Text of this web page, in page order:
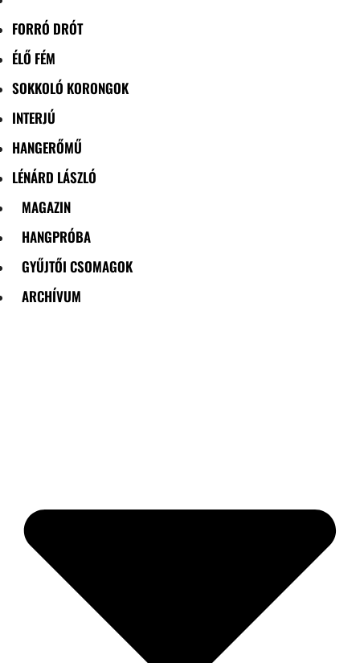
FORRÓ DRÓT
ÉLŐ FÉM
SOKKOLÓ KORONGOK
INTERJÚ
HANGERŐMŰ
LÉNÁRD LÁSZLÓ
MAGAZIN
HANGPRÓBA
GYŰJTŐI CSOMAGOK
ARCHÍVUM